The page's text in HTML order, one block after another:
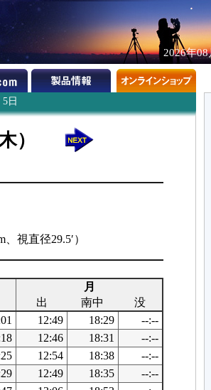
2026年08
5日
）
視直径29.5′）
月
出 南中
没
12:49 18:29
--:--
12:46 18:31
--:--
12:54 18:38
--:--
12:49 18:35
--:--